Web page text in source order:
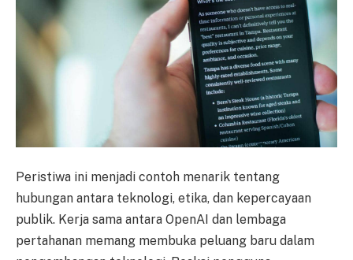
Peristiwa ini menjadi contoh menarik tentang
hubungan antara teknologi, etika, dan kepercayaan
publik. Kerja sama antara OpenAI dan lembaga
pertahanan memang membuka peluang baru dalam